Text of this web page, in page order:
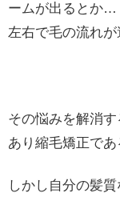
ームが出るとか…
左右で毛の流れが
その悩みを解消
あり縮毛矯正であ
しかし自分の髪